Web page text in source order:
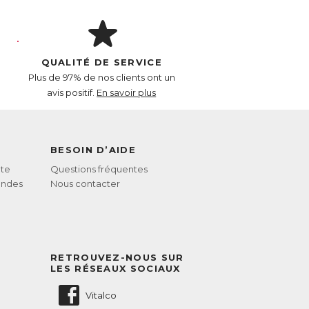
essentiels à la croissance des
de nutriments directement à la
naturelle de Silicium, un constituant
un actif reconnu pour favoriser la
des tocotriénols. Le Zinc régule
QUALITÉ DE SERVICE
Plus de 97% de nos clients ont un
avis positif. En savoir plus
BESOIN D’AIDE
Questions fréquentes
Nous contacter
RETROUVEZ-NOUS SUR
LES RÉSEAUX SOCIAUX
Vitalco